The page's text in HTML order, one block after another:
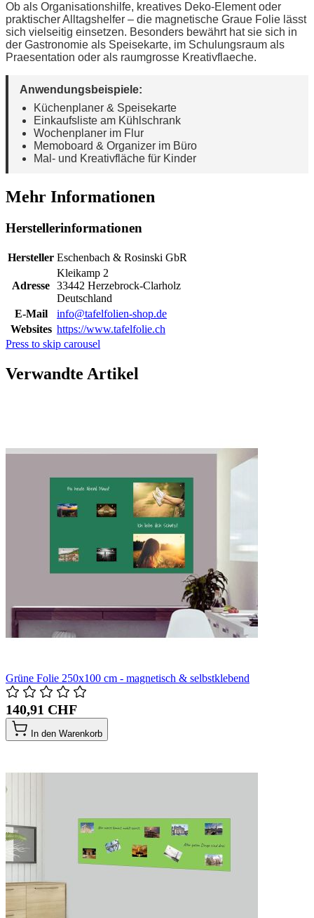
Ob als Organisationshilfe, kreatives Deko-Element oder
praktischer Alltagshelfer – die magnetische Graue Folie lässt
sich vielseitig einsetzen. Besonders bewährt hat sie sich in
der Gastronomie als Speisekarte, im Schulungsraum als
Praesentation oder als raumgrosse Kreativflaeche.
Anwendungsbeispiele:
Küchenplaner & Speisekarte
Einkaufsliste am Kühlschrank
Wochenplaner im Flur
Memoboard & Organizer im Büro
Mal- und Kreativfläche für Kinder
Mehr Informationen
Herstellerinformationen
Hersteller Eschenbach & Rosinski GbR
Adresse
Kleikamp 2
33442 Herzebrock-Clarholz
Deutschland
E-Mail
info@tafelfolien-shop.de
Websites https://www.tafelfolie.ch
Press to skip carousel
Verwandte Artikel
Grüne Folie 250x100 cm - magnetisch & selbstklebend
140,91 CHF
In den Warenkorb